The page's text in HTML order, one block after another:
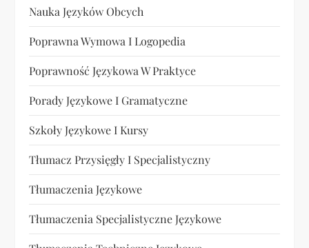
Nauka Języków Obcych
Poprawna Wymowa I Logopedia
Poprawność Językowa W Praktyce
Porady Językowe I Gramatyczne
Szkoły Językowe I Kursy
Tłumacz Przysięgły I Specjalistyczny
Tłumaczenia Językowe
Tłumaczenia Specjalistyczne Językowe